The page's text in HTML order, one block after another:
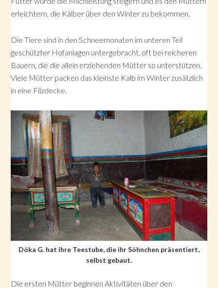
erleichtern, die Kälber über den Winter zu bekommen.
Die Tiere sind in den Schneemonaten im unteren Teil
geschützter Hofanlagen untergebracht, oft bei reicheren
Bauern, die die allein erziehenden Mütter so unterstützen.
Viele Mütter packen das kleinste Kalb im Winter zusätzlich
in eine Filzdecke.
Döka G. hat ihre Teestube, die ihr Söhnchen präsentiert,
selbst gebaut.
Die ersten Mütter beginnen Aktivitäten über den